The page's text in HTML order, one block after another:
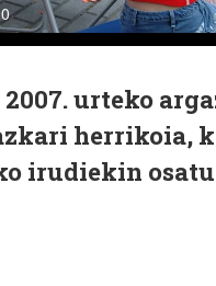
2007. urteko
herrikoia,
irudiekin